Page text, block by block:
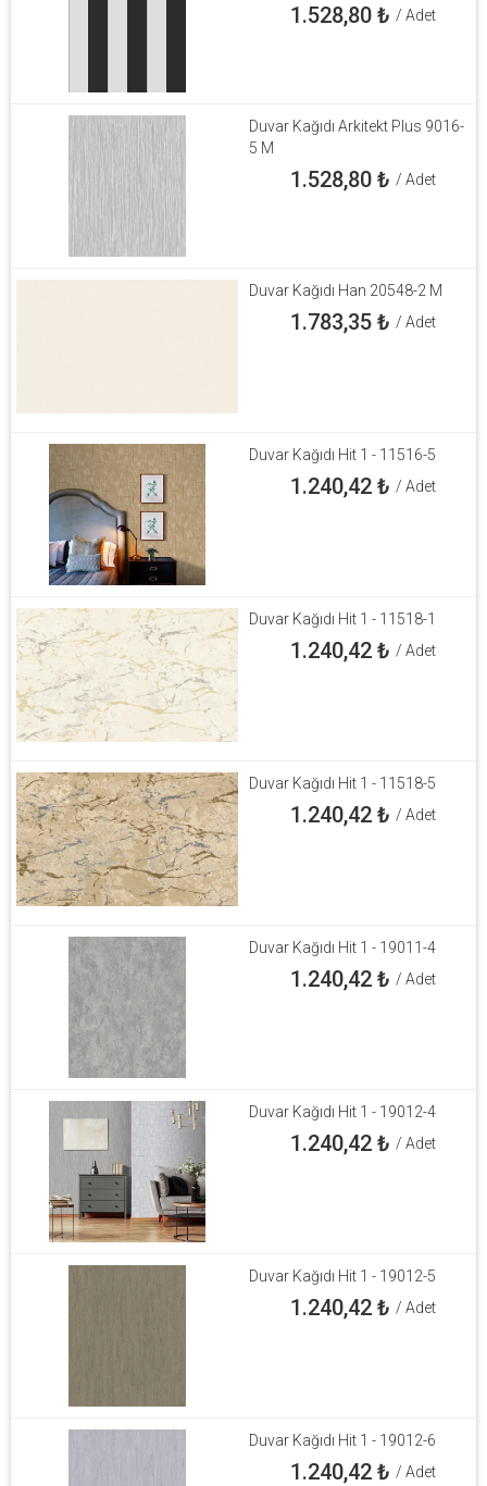
1.528,80₺ / Adet
Duvar Kağıdı Arkitekt Plus 9016-
5 M
1.528,80₺ / Adet
Duvar Kağıdı Han 20548-2 M
1.783,35₺ / Adet
Duvar Kağıdı Hit 1 - 11516-5
1.240,42₺ / Adet
Duvar Kağıdı Hit 1 - 11518-1
1.240,42₺ / Adet
Duvar Kağıdı Hit 1 - 11518-5
1.240,42₺ / Adet
Duvar Kağıdı Hit 1 - 19011-4
1.240,42₺ / Adet
Duvar Kağıdı Hit 1 - 19012-4
1.240,42₺ / Adet
Duvar Kağıdı Hit 1 - 19012-5
1.240,42₺ / Adet
Duvar Kağıdı Hit 1 - 19012-6
1.240,42₺ / Adet